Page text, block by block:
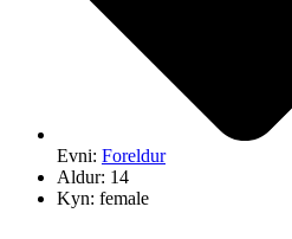
Evni: Foreldur
Aldur: 14
Kyn: female